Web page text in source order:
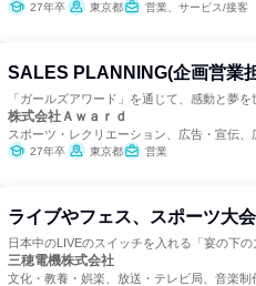
27年卒 東京都 営業、サービス/接客
SALES PLANNING(企画営業
「ガールズアワード」を通じて、感動と夢を
株式会社Ａｗａｒｄ
スポーツ・レクリエーション、広告・宣伝、
27年卒 東京都 営業
ライブやフェス、スポーツ大
日本中のLIVEのスイッチを入れる「宴の下の
三穂電機株式会社
文化・教養・娯楽、放送・テレビ局、音楽制